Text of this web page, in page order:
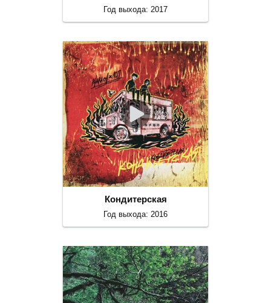
Год выхода: 2017
Кондитерская
Год выхода: 2016